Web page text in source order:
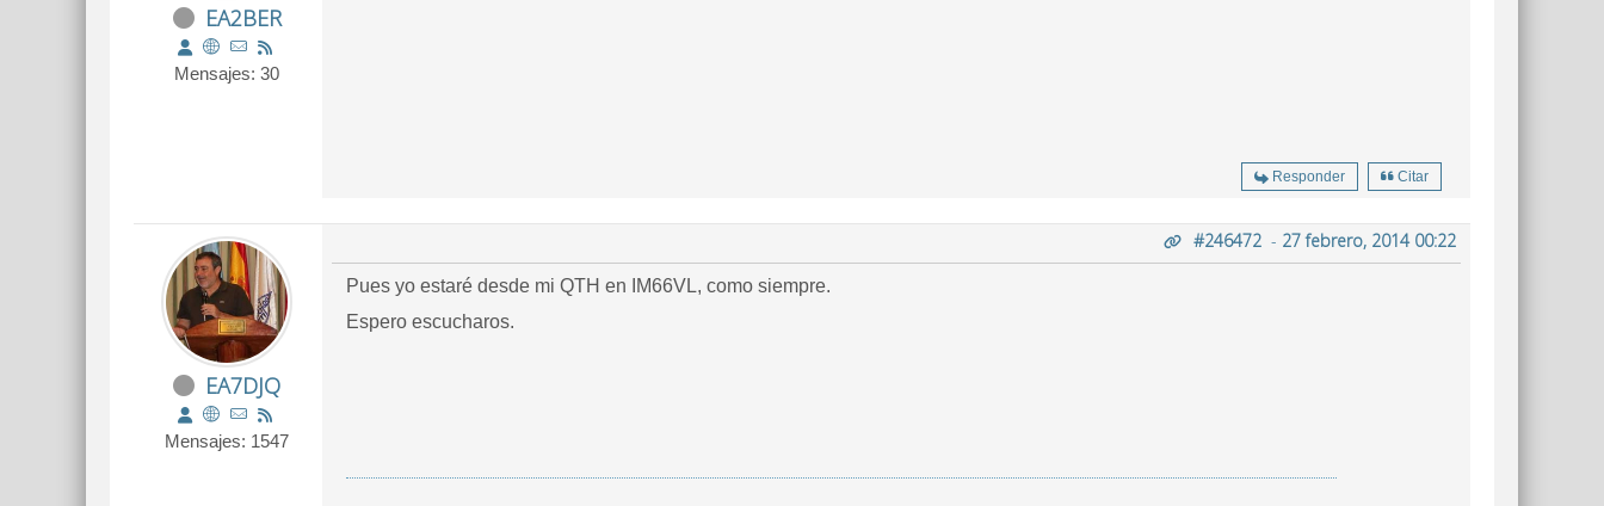
EA2BER
Mensajes: 30
Responder Citar
EA7DJQ
Mensajes: 1547
#246472 - 27 febrero, 2014 00:22
Pues yo estaré desde mi QTH en IM66VL, como siempre.
Espero escucharos.